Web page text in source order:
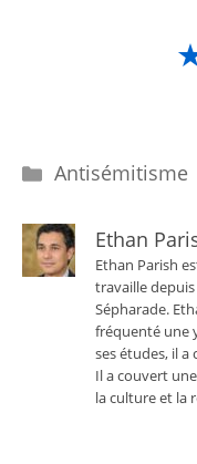
Catégories
Antisémitisme
Ethan
Ethan Parish
travaille
Sépharade.
fréquenté une
ses études, il
Il a couvert
la culture et la